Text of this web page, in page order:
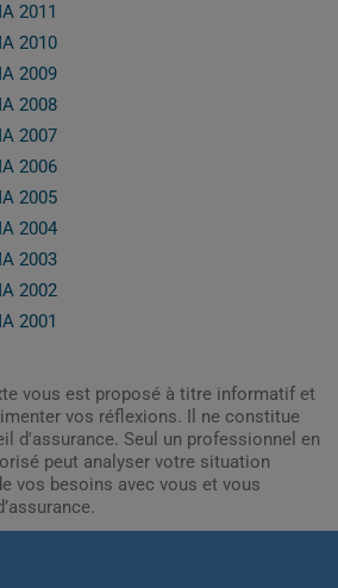
2011
2010
2009
2008
2007
2006
2005
2004
2003
2002
2001
vous est proposé à titre informatif et
vos réflexions. Il ne constitue
d'assurance. Seul un professionnel en
peut analyser votre situation
vos besoins avec vous et vous